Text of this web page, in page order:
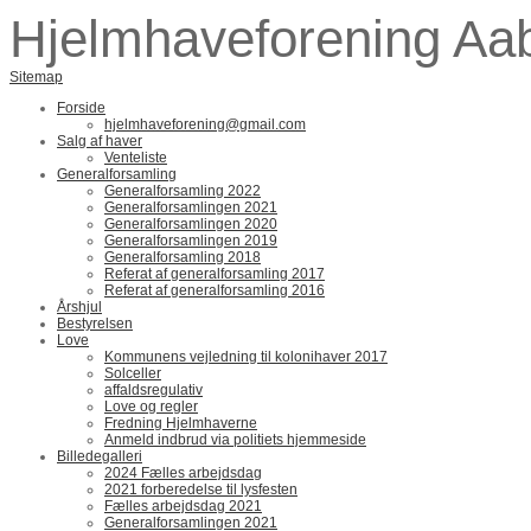
Hjelmhaveforening
Sitemap
Forside
hjelmhaveforening@gmail.com
Salg af haver
Venteliste
Generalforsamling
Generalforsamling 2022
Generalforsamlingen 2021
Generalforsamlingen 2020
Generalforsamlingen 2019
Generalforsamling 2018
Referat af generalforsamling 2017
Referat af generalforsamling 2016
Årshjul
Bestyrelsen
Love
Kommunens vejledning til kolonihaver 2017
Solceller
affaldsregulativ
Love og regler
Fredning Hjelmhaverne
Anmeld indbrud via politiets hjemmeside
Billedegalleri
2024 Fælles arbejdsdag
2021 forberedelse til lysfesten
Fælles arbejdsdag 2021
Generalforsamlingen 2021